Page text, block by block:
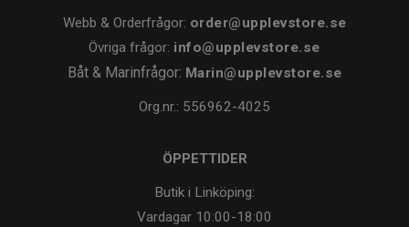
Webb & Orderfrågor: order@upplevstore.se
Övriga frågor: info@upplevstore.se
Båt & Marinfrågor: Marin@upplevstore.se
Org.nr.: 556962-4025
ÖPPETTIDER
Butik i Linköping:
Vardagar 10:00-18:00